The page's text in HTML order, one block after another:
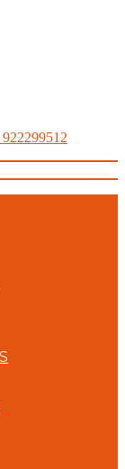
922299512